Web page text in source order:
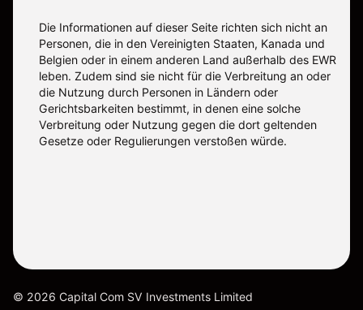
Die Informationen auf dieser Seite richten sich nicht an
Personen, die in den Vereinigten Staaten, Kanada und
Belgien oder in einem anderen Land außerhalb des EWR
leben. Zudem sind sie nicht für die Verbreitung an oder
die Nutzung durch Personen in Ländern oder
Gerichtsbarkeiten bestimmt, in denen eine solche
Verbreitung oder Nutzung gegen die dort geltenden
Gesetze oder Regulierungen verstoßen würde.
© 2026 Capital Com SV Investments Limited